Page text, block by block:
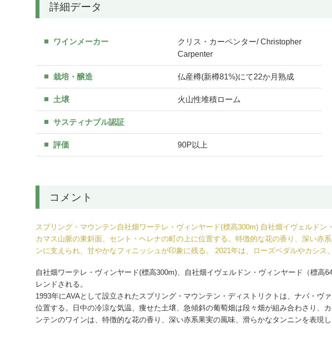
詳細データ
ワインメーカー
クリス・カーペンター/ Christopher
Carpenter
栽培・醸造 仏産樽(新樽81%)にて22か月熟成
土壌 火山性堆積ローム
サスティナブル認証
評価 90P以上
コメント
スプリング・マウンテン自社畑ワーテレ・ヴィンヤード(標高300m) 自社畑イヴェルド
カマス山脈の東斜面、セント・ヘレナの町の上に位置する。特徴的な花の香り、深い
ンに支えられ、甘やかなフィニッシュが印象に残る。 2021年は、ローズペダルやカシ
自社畑ワーテレ・ヴィンヤード(標高300m)、自社畑イヴェルドン・ヴィンヤード（標
レンドされる。
1993年にAVAとして設立されたスプリング・マウンテン・ディストリクトは、ナパ・
位置する。日中の冷涼な気温、痩せた土壌、急傾斜の葡萄畑は段々畑が組み合わさり
ンテンのワインは、特徴的な花の香り、深い赤系果実の風味、滑らかなタンニンを表現し